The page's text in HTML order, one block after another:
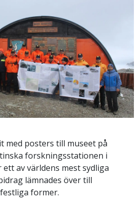
med posters till museet på
forskningsstationen i
av världens mest sydliga
lämnades över till
former.